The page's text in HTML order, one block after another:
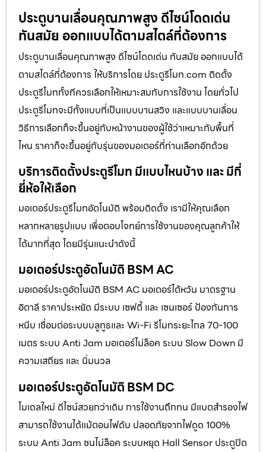
ประตูบานเลื่อนคุณภาพสูง ดีไซน์โดดเด่น
ทันสมัย ออกแบบได้ตามสไตล์ที่ต้องการ
ประตูบานเลื่อนคุณภาพสูง ดีไซน์โดดเด่น ทันสมัย ออกแบบได้
ตามสไตล์ที่ต้องการ ให้บริการโดย ประตูรีโมท.com ติดตั้ง
ประตูรีโมททั้งทีควรเลือกให้เหมาะสมกับการใช้งาน โดยทั่วไป
ประตูรีโมทจะมีทั้งแบบที่เป็นแบบบานสวิง และแบบบานเลื่อน
วิธีการเลือกก็จะขึ้นอยู่กับหน้างานของผู้ใช้ว่าเหมาะกับพื้นที่
ไหน ราคาก็จะขึ้นอยู่กับรุ่นของมอเตอร์ที่ท่านเลือกอีกด้วย
บริการติดตั้งประตูรีโมท มีแบบไหนบ้าง และ มีกี่
ยี่ห้อให้เลือก
มอเตอร์ประตูรีโมทอัตโนมัติ พร้อมติดตั้ง เรามีให้คุณเลือก
หลากหลายรูปแบบ เพื่อตอบโจทย์การใช้งานของคุณลูกค้าให้
ได้มากที่สุด โดยมีรุ่นแนะนำดังนี้
มอเตอร์ประตูอัตโนมัติ BSM AC
มอเตอร์ประตูอัตโนมัติ BSM AC มอเตอร์ไต้หวัน มาตรฐาน
อิตาลี ราคาประหยัด มีระบบ เซฟตี้ และ เซนเซอร์ ป้องกันการ
หนีบ เชื่อมต่อระบบบลูทูธและ Wi-Fi รีโมทระยะไกล 70-100
เมตร ระบบ Anti Jam มอเตอร์ไม่ล็อค ระบบ Slow Down มี
ความเสถียร และ นิ่มนวล
มอเตอร์ประตูอัตโนมัติ BSM DC
โมเดลใหม่ ดีไซน์สวยกว่าเดิม การใช้งานถึกทน มีแบตสำรองไฟ
สามารถใช้งานได้แม้ตอนไฟดับ ปลอดภัยจากไฟดูด 100%
ระบบ Anti Jam ชนไม่ล็อค ระบบหยุด Hall Sensor ประตูปิด